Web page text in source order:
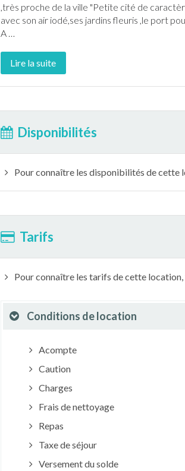
,très proche de la ville "Petite cité de
avec son air iodé,ses jardins fleuris ,le port
A …
Lire la suite
Disponibilités
Pour connaître les disponibilités de cette
Tarifs
Pour connaître les tarifs de cette
Conditions de location
Acompte
Caution
Charges
Frais de nettoyage
Repas
Taxe de séjour
Versement du solde